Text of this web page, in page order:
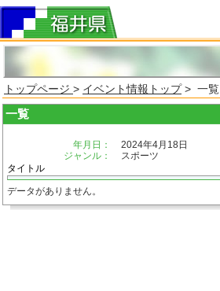
トップページ > イベント情報トップ> 一覧
一覧
年月日：
2024年4月18日
ジャンル：
スポーツ
タイトル
データがありません。